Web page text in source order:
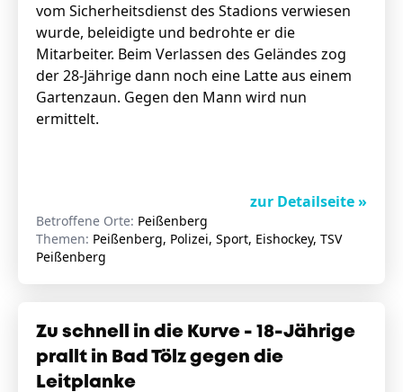
vom Sicherheitsdienst des Stadions verwiesen
wurde, beleidigte und bedrohte er die
Mitarbeiter. Beim Verlassen des Geländes zog
der 28-Jährige dann noch eine Latte aus einem
Gartenzaun. Gegen den Mann wird nun
ermittelt.
zur Detailseite »
Betroffene Orte: Peißenberg
Themen: Peißenberg, Polizei, Sport, Eishockey, TSV
Peißenberg
Zu schnell in die Kurve - 18-Jährige
prallt in Bad Tölz gegen die
Leitplanke